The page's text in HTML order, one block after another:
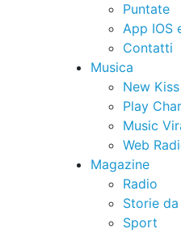
Puntate
App IOS
Contatti
Musica
New Kiss
Play
Music
Web
Magazine
Radio
Storie
Sport